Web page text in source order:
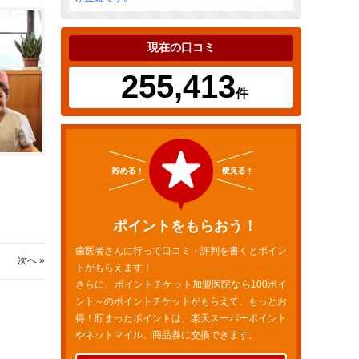
次へ »
現在の口コミ
255,413件
ポイントをもらおう！
歯医者さんに行って口コミ・評判を書くとポイン
トがもらえます！
さらに、ポイントチケット加盟医院なら100ポイ
ント～のポイントチケットがもらえて、もっとお
得！貯まったポイントは、楽天スーパーポイント
やネットマイル、商品券に交換できます。